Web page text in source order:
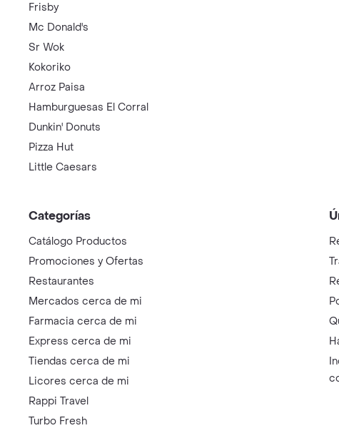
Frisby
Mc Donald's
Sr Wok
Kokoriko
Arroz Paisa
Hamburguesas El Corral
Dunkin' Donuts
Pizza Hut
Little Caesars
Categorías
Catálogo Productos
Promociones y Ofertas
Restaurantes
Mercados cerca de mi
Farmacia cerca de mi
Express cerca de mi
Tiendas cerca de mi
Licores cerca de mi
Rappi Travel
Turbo Fresh